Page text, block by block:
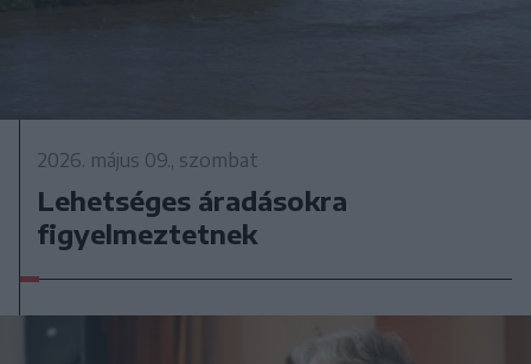
2026. május 09., szombat
Lehetséges áradásokra
figyelmeztetnek